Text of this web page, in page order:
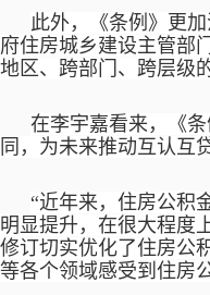
此外，《条例》更
府住房城乡建设主管部
地区、跨部门、跨层级
在李宇嘉看来，《
同，为未来推动互认互
“近年来，住房公积
明显提升，在很大程度
修订切实优化了住房公
等各个领域感受到住房